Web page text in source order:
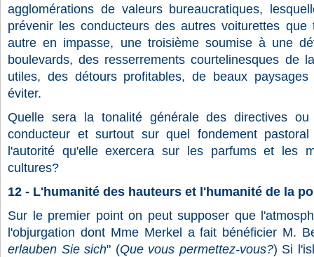
agglomérations de valeurs bureaucratiques,
prévenir les conducteurs des autres voiturettes
autre en impasse, une troisième soumise à une
boulevards, des resserrements courtelinesques de
utiles, des détours profitables, de beaux
éviter.
Quelle sera la tonalité générale des directives ou
conducteur et surtout sur quel fondement
l'autorité qu'elle exercera sur les parfums et les
cultures?
12 - L'humanité des hauteurs et l'humanité de la
Sur le premier point on peut supposer que
l'objurgation dont Mme Merkel a fait bénéficier M.
erlauben Sie sich" (Que vous permettez-vous?) Si